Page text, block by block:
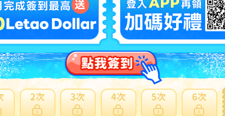
會員登入
賣家寄錯全額處理